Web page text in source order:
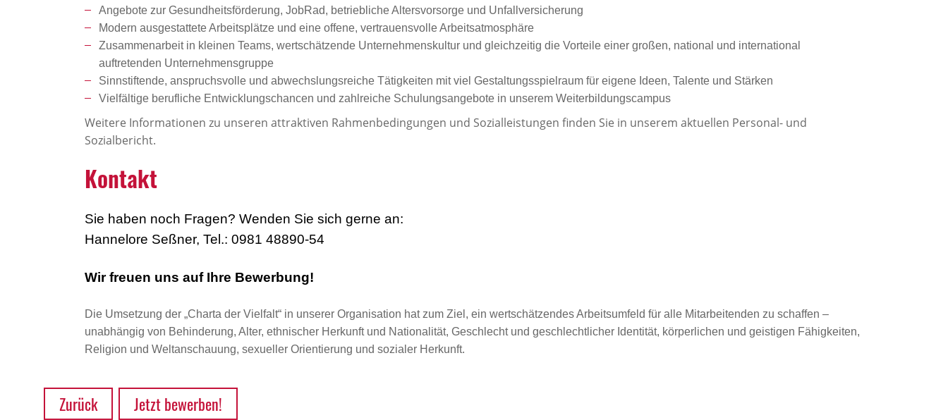
Angebote zur Gesundheitsförderung, JobRad, betriebliche Altersvorsorge und Unfallversicherung
Modern ausgestattete Arbeitsplätze und eine offene, vertrauensvolle Arbeitsatmosphäre
Zusammenarbeit in kleinen Teams, wertschätzende Unternehmenskultur und gleichzeitig die Vorteile einer großen, national und international
auftretenden Unternehmensgruppe
Sinnstiftende, anspruchsvolle und abwechslungsreiche Tätigkeiten mit viel Gestaltungsspielraum für eigene Ideen, Talente und Stärken
Vielfältige berufliche Entwicklungschancen und zahlreiche Schulungsangebote in unserem Weiterbildungscampus
Weitere Informationen zu unseren attraktiven Rahmenbedingungen und Sozialleistungen finden Sie in unserem aktuellen Personal- und
Sozialbericht.
Kontakt
Sie haben noch Fragen? Wenden Sie sich gerne an:
Hannelore Seßner, Tel.: 0981 48890-54
Wir freuen uns auf Ihre Bewerbung!
Die Umsetzung der „Charta der Vielfalt“ in unserer Organisation hat zum Ziel, ein wertschätzendes Arbeitsumfeld für alle Mitarbeitenden zu schaffen –
unabhängig von Behinderung, Alter, ethnischer Herkunft und Nationalität, Geschlecht und geschlechtlicher Identität, körperlichen und geistigen Fähigkeiten,
Religion und Weltanschauung, sexueller Orientierung und sozialer Herkunft.
Zurück Jetzt bewerben!